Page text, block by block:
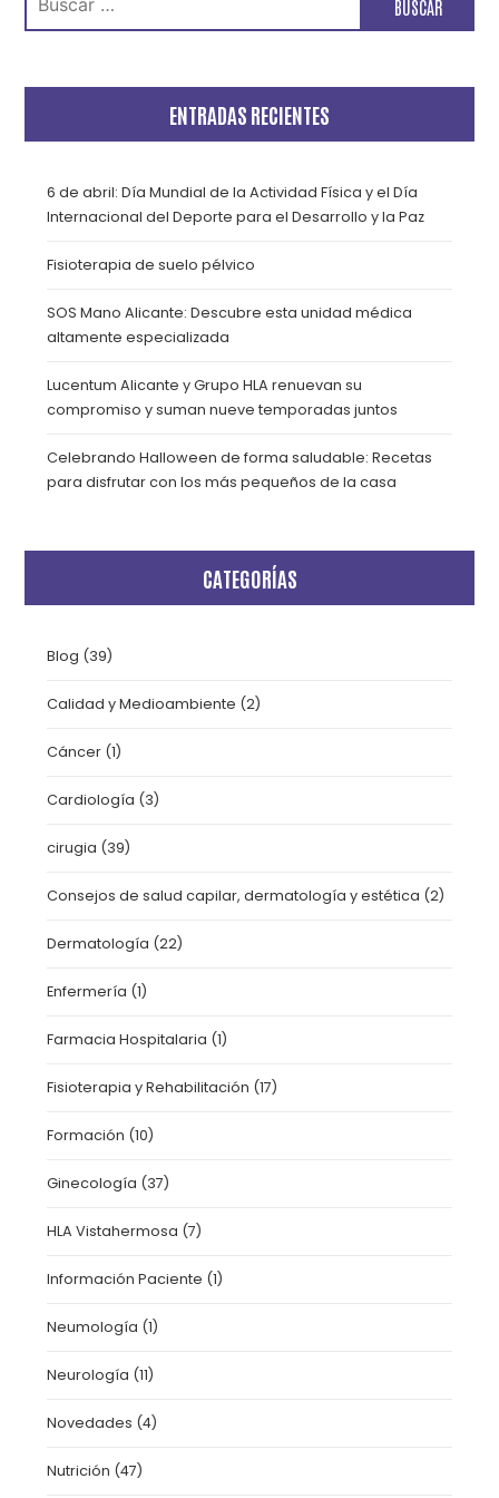
ENTRADAS RECIENTES
6 de abril: Día Mundial de la Actividad Física y el Día
Internacional del Deporte para el Desarrollo y la Paz
Fisioterapia de suelo pélvico
SOS Mano Alicante: Descubre esta unidad médica
altamente especializada
Lucentum Alicante y Grupo HLA renuevan su
compromiso y suman nueve temporadas juntos
Celebrando Halloween de forma saludable: Recetas
para disfrutar con los más pequeños de la casa
CATEGORÍAS
Blog (39)
Calidad y Medioambiente (2)
Cáncer (1)
Cardiología (3)
cirugia (39)
Consejos de salud capilar, dermatología y estética (2)
Dermatología (22)
Enfermería (1)
Farmacia Hospitalaria (1)
Fisioterapia y Rehabilitación (17)
Formación (10)
Ginecología (37)
HLA Vistahermosa (7)
Información Paciente (1)
Neumología (1)
Neurología (11)
Novedades (4)
Nutrición (47)